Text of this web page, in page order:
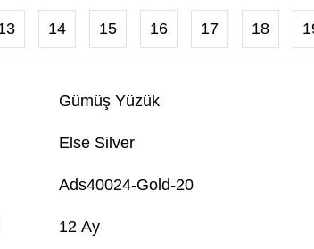
14 15 16 17 18
Gümüş Yüzük
Else Silver
Ads40024-Gold-20
12 Ay